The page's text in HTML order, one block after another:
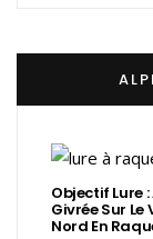
Objectif Lure
Givrée Sur Le
Nord En